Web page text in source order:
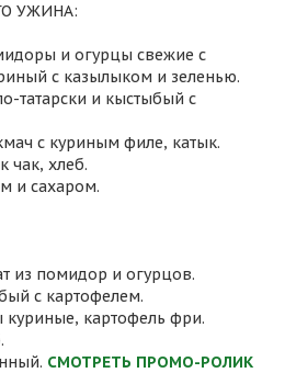
УЖИНА:
и огурцы свежие с
с казылыком и зеленью.
татарски и кыстыбый с
с куриным филе, катык.
чак, хлеб.
и сахаром.
из помидор и огурцов.
с картофелем.
куриные, картофель фри.
СМОТРЕТЬ ПРОМО-РОЛИК